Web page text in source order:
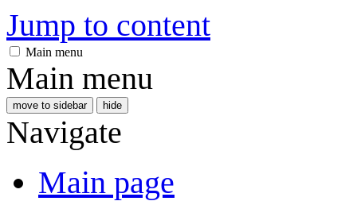
Jump to content
Main menu
Main menu
move to sidebar hide
Navigate
Main page